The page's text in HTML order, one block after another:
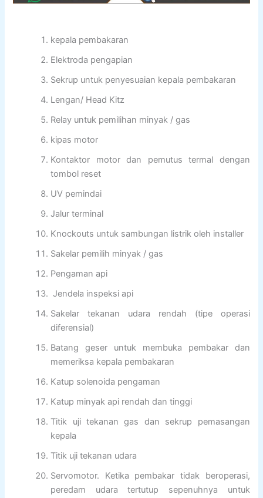
kepala pembakaran
Elektroda pengapian
Sekrup untuk penyesuaian kepala pembakaran
Lengan/ Head Kitz
Relay untuk pemilihan minyak / gas
kipas motor
Kontaktor motor dan pemutus termal dengan
tombol reset
UV pemindai
Jalur terminal
Knockouts untuk sambungan listrik oleh installer
Sakelar pemilih minyak / gas
Pengaman api
Jendela inspeksi api
Sakelar tekanan udara rendah (tipe operasi
diferensial)
Batang geser untuk membuka pembakar dan
memeriksa kepala pembakaran
Katup solenoida pengaman
Katup minyak api rendah dan tinggi
Titik uji tekanan gas dan sekrup pemasangan
kepala
Titik uji tekanan udara
Servomotor. Ketika pembakar tidak beroperasi,
peredam udara tertutup sepenuhnya untuk